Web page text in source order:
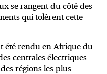
se rangent du côté des
qui tolèrent cette
été rendu en Afrique du
centrales électriques
régions les plus